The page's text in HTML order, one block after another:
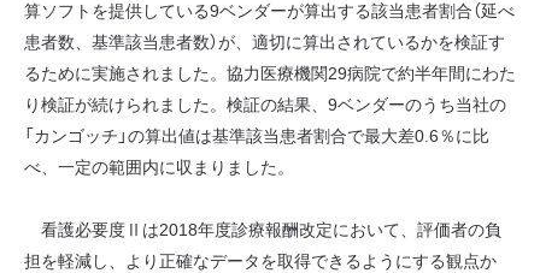
算ソフトを提供している9ベンダーが算出する該当患者割合（延べ
患者数、基準該当患者数）が、適切に算出されているかを検証す
るために実施されました。協力医療機関29病院で約半年間にわた
り検証が続けられました。検証の結果、9ベンダーのうち当社の
「カンゴッチ」の算出値は基準該当患者割合で最大差0.6％に比
べ、一定の範囲内に収まりました。
看護必要度Ⅱは2018年度診療報酬改定において、評価者の負
担を軽減し、より正確なデータを取得できるようにする観点か